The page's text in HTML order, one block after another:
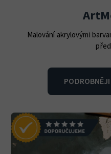
Malování akrylovými